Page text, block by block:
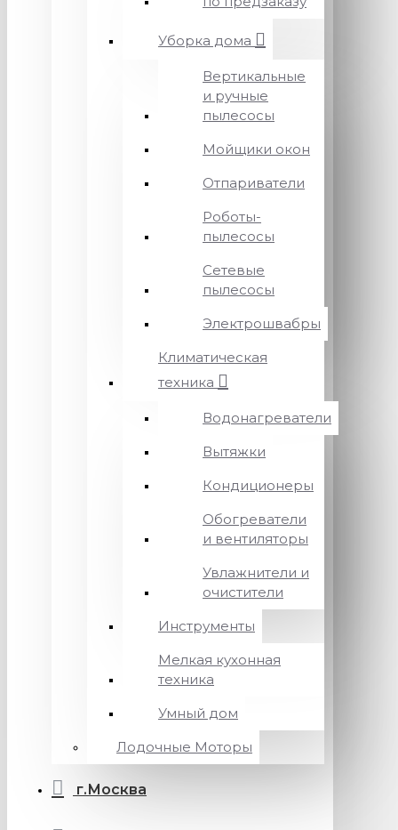
Уборка дома
Вертикальные
и ручные
пылесосы
Мойщики окон
Отпариватели
Роботы-
пылесосы
Сетевые
пылесосы
Электрошвабры
Климатическая
техника
Водонагреватели
Вытяжки
Кондиционеры
Обогреватели
и вентиляторы
Увлажнители и
очистители
Инструменты
Мелкая кухонная
техника
Умный дом
Лодочные Моторы
г.Москва